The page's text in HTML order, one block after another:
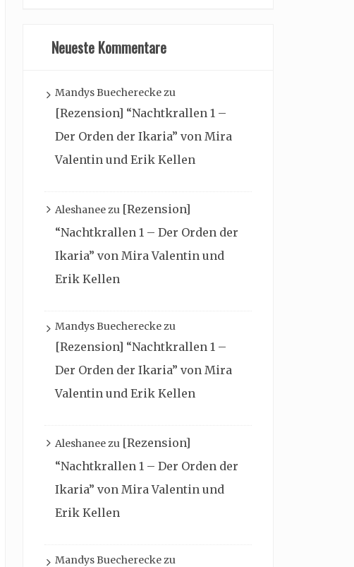
Neueste Kommentare
Mandys Buechereckezu
[Rezension] “Nachtkrallen 1 –
Der Orden der Ikaria” von Mira
Valentin und Erik Kellen
Aleshaneezu [Rezension]
“Nachtkrallen 1 – Der Orden der
Ikaria” von Mira Valentin und
Erik Kellen
Mandys Buechereckezu
[Rezension] “Nachtkrallen 1 –
Der Orden der Ikaria” von Mira
Valentin und Erik Kellen
Aleshaneezu [Rezension]
“Nachtkrallen 1 – Der Orden der
Ikaria” von Mira Valentin und
Erik Kellen
Mandys Buechereckezu